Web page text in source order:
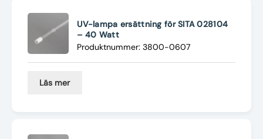
UV-lampa ersättning för SITA 028104
– 40 Watt
Produktnummer: 3800-0607
Läs mer